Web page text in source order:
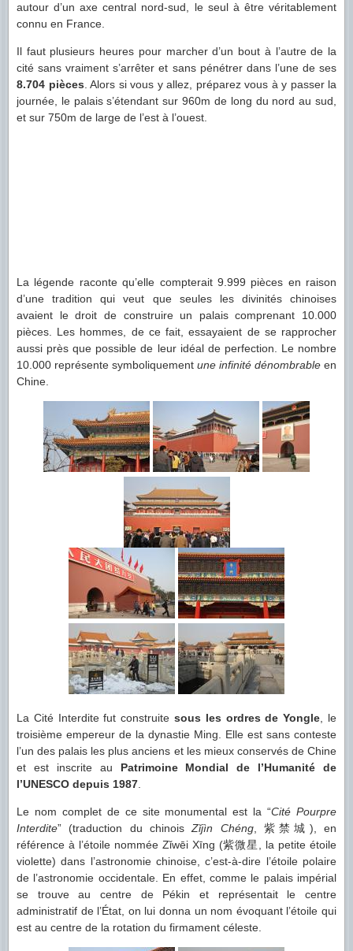
autour d’un axe central nord-sud, le seul à être véritablement
connu en France.
Il faut plusieurs heures pour marcher d’un bout à l’autre de la
cité sans vraiment s’arrêter et sans pénétrer dans l’une de ses
8.704 pièces. Alors si vous y allez, préparez vous à y passer la
journée, le palais s’étendant sur 960m de long du nord au sud,
et sur 750m de large de l’est à l’ouest.
La légende raconte qu’elle compterait 9.999 pièces en raison
d’une tradition qui veut que seules les divinités chinoises
avaient le droit de construire un palais comprenant 10.000
pièces. Les hommes, de ce fait, essayaient de se rapprocher
aussi près que possible de leur idéal de perfection. Le nombre
10.000 représente symboliquement une infinité dénombrable en
Chine.
La Cité Interdite fut construite sous les ordres de Yongle, le
troisième empereur de la dynastie Ming. Elle est sans conteste
l’un des palais les plus anciens et les mieux conservés de Chine
et est inscrite au Patrimoine Mondial de l’Humanité de
l’UNESCO depuis 1987.
Le nom complet de ce site monumental est la “Cité Pourpre
Interdite” (traduction du chinoisZǐjìn Chéng, 紫禁城), en
référence à l’étoile nommée Zǐwēi Xīng (紫微星, la petite étoile
violette) dans l’astronomie chinoise, c’est-à-dire l’étoile polaire
de l’astronomie occidentale. En effet, comme le palais impérial
se trouve au centre de Pékin et représentait le centre
administratif de l’État, on lui donna un nom évoquant l’étoile qui
est au centre de la rotation du firmament céleste.